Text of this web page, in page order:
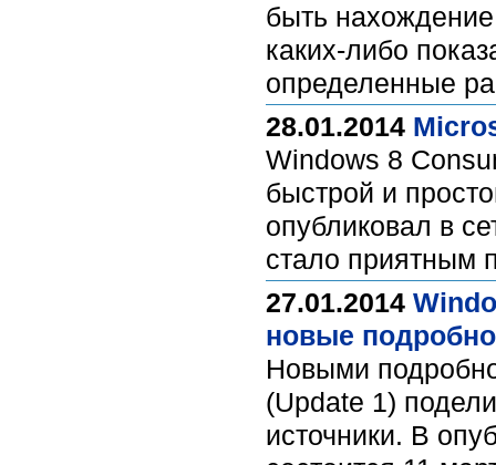
быть
каких-либо
определенные
28.01.2014
Windows 8
быстрой и
опубликовал в
стало приятным
27.01.2014
новые
Новыми
(Update 1)
источники. В